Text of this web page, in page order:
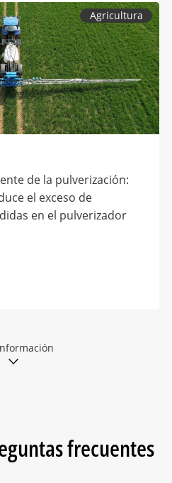
Agricultura
de la pulverización:
el exceso de
en el pulverizador
frecuentes